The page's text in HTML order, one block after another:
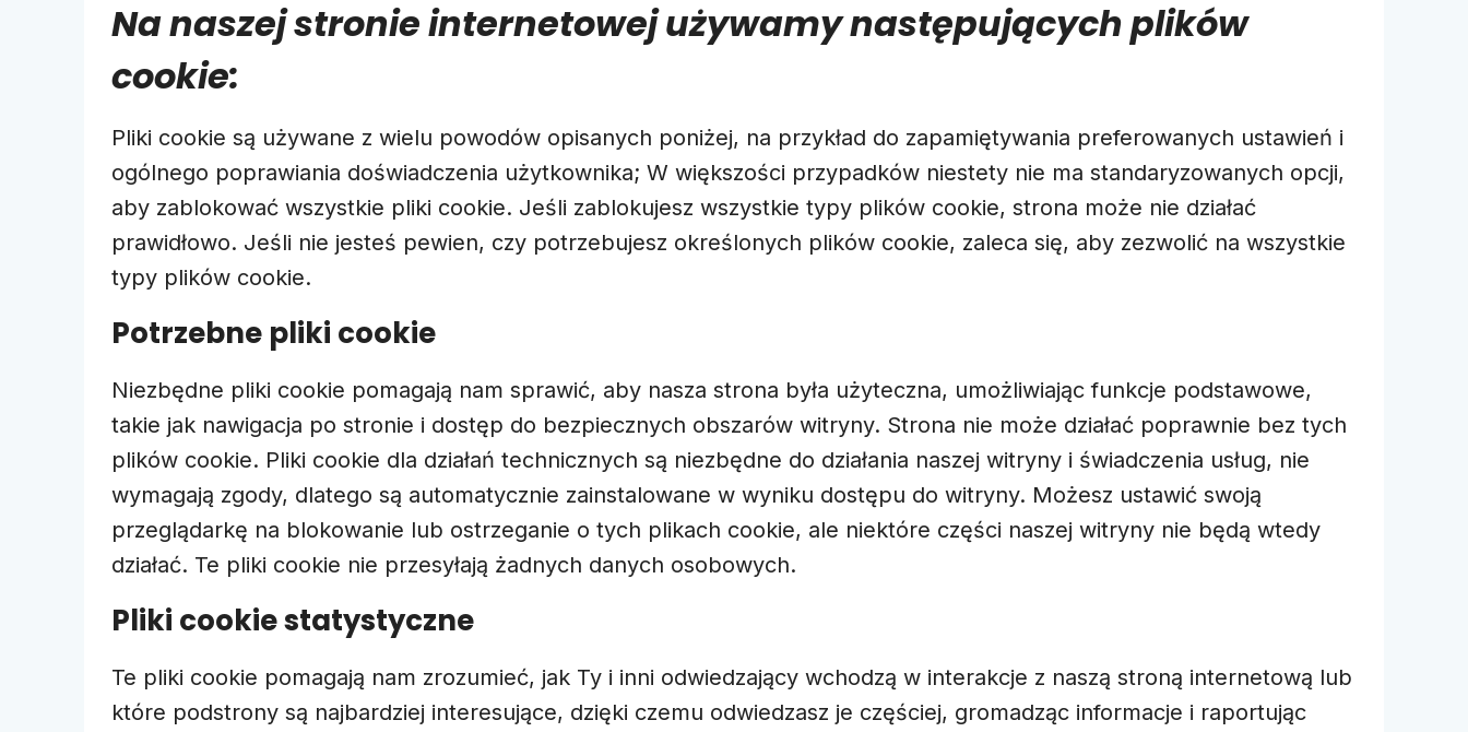
Na naszej stronie internetowej używamy następujących plików
cookie:
Pliki cookie są używane z wielu powodów opisanych poniżej, na przykład do zapamiętywania preferowanych ustawień i
ogólnego poprawiania doświadczenia użytkownika; W większości przypadków niestety nie ma standaryzowanych opcji,
aby zablokować wszystkie pliki cookie. Jeśli zablokujesz wszystkie typy plików cookie, strona może nie działać
prawidłowo. Jeśli nie jesteś pewien, czy potrzebujesz określonych plików cookie, zaleca się, aby zezwolić na wszystkie
typy plików cookie.
Potrzebne pliki cookie
Niezbędne pliki cookie pomagają nam sprawić, aby nasza strona była użyteczna, umożliwiając funkcje podstawowe,
takie jak nawigacja po stronie i dostęp do bezpiecznych obszarów witryny. Strona nie może działać poprawnie bez tych
plików cookie. Pliki cookie dla działań technicznych są niezbędne do działania naszej witryny i świadczenia usług, nie
wymagają zgody, dlatego są automatycznie zainstalowane w wyniku dostępu do witryny. Możesz ustawić swoją
przeglądarkę na blokowanie lub ostrzeganie o tych plikach cookie, ale niektóre części naszej witryny nie będą wtedy
działać. Te pliki cookie nie przesyłają żadnych danych osobowych.
Pliki cookie statystyczne
Te pliki cookie pomagają nam zrozumieć, jak Ty i inni odwiedzający wchodzą w interakcje z naszą stroną internetową lub
które podstrony są najbardziej interesujące, dzięki czemu odwiedzasz je częściej, gromadząc informacje i raportując